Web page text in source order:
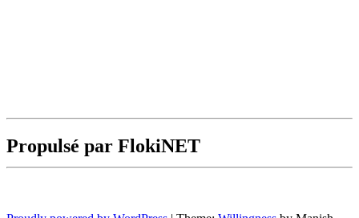
Propulsé par FlokiNET